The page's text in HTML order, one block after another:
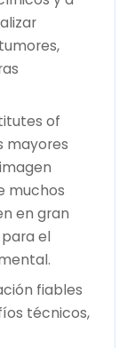
of
mayores
muchos
en gran
el
fiables
técnicos,